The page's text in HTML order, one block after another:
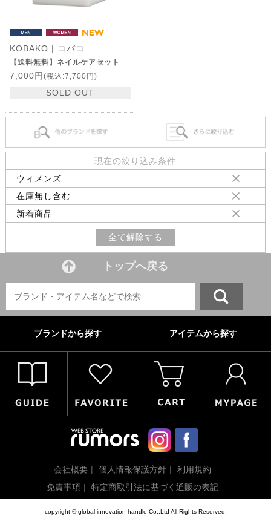
KOBAKO | コバコ
【送料無料】ネイルケアセット
7,000円 (税込:7,700円)
SOLD OUT
現在の絞り込み条件
ウィメンズ
在庫無し含む
新着商品
全て解除する
トップへ戻る
ブランドから探す アイテムから探す
会社概要 個人情報保護方針
利用規約
免責事項
特定商取引法に基づく通販の表記
copyright © global innovation handle Co.,Ltd All Rights Reserved.